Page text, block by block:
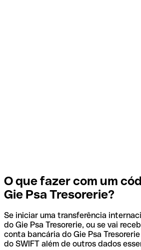
O que fazer com um
Gie Psa Tresorerie?
Se iniciar uma transferência
do Gie Psa Tresorerie, ou se vai
conta bancária do Gie Psa
do SWIFT além de outros dados